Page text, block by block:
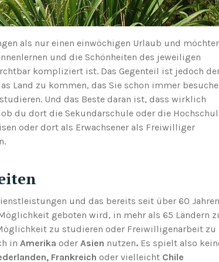
als nur einen einwöchigen Urlaub und
und die Schönheiten des jeweiligen
kompliziert ist. Das Gegenteil ist jedoch
Land zu kommen, das Sie schon immer
Und das Beste daran ist, dass wirklich
du dort die Sekundarschule oder die
oder dort als Erwachsener als Freiwilliger
und das bereits seit über 60
geboten wird, in mehr als 65 Ländern
zu studieren oder Freiwilligenarbeit zu
in Amerika oder Asien nutzen. Es spielt also
Frankreich oder vielleicht Chile